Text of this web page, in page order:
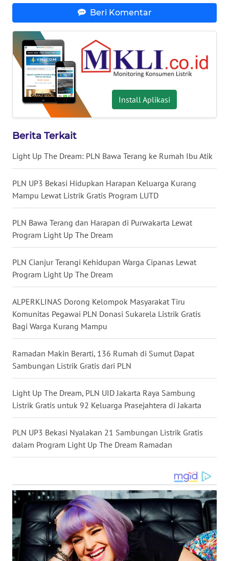
Beri Komentar
Install Aplikasi
Berita Terkait
Light Up The Dream: PLN Bawa Terang ke Rumah Ibu Atik
PLN UP3 Bekasi Hidupkan Harapan Keluarga Kurang
Mampu Lewat Listrik Gratis Program LUTD
PLN Bawa Terang dan Harapan di Purwakarta Lewat
Program Light Up The Dream
PLN Cianjur Terangi Kehidupan Warga Cipanas Lewat
Program Light Up The Dream
ALPERKLINAS Dorong Kelompok Masyarakat Tiru
Komunitas Pegawai PLN Donasi Sukarela Listrik Gratis
Bagi Warga Kurang Mampu
Ramadan Makin Berarti, 136 Rumah di Sumut Dapat
Sambungan Listrik Gratis dari PLN
Light Up The Dream, PLN UID Jakarta Raya Sambung
Listrik Gratis untuk 92 Keluarga Prasejahtera di Jakarta
PLN UP3 Bekasi Nyalakan 21 Sambungan Listrik Gratis
dalam Program Light Up The Dream Ramadan
WN
JOGJA
WN
JATIM
BALI
WN
KALBAR
WN
KALTENG
WN
KALTARA
WN
WN
KALTIM
WN
GORONTALO
SULUT
WN
MALUT
WN
DAIRI